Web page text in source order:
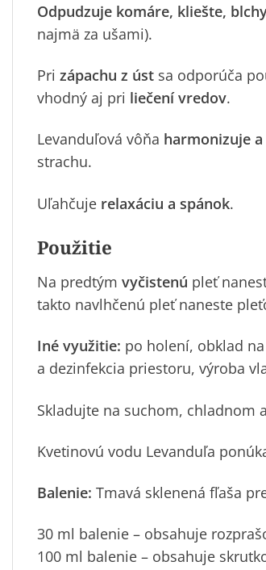
Odpudzuje komáre, kliešte,
najmä za ušami).
Pri zápachu z úst sa odporúča
vhodný aj pri liečení vredov.
Levanduľová vôňa harmonizuje
strachu.
Uľahčuje relaxáciu a spánok.
Použitie
Na predtým vyčistenú pleť
takto navlhčenú pleť naneste
Iné využitie: po holení, obklad
a dezinfekcia priestoru, výroba
Skladujte na suchom, chladnom
Kvetinovú vodu Levanduľa
Balenie: Tmavá sklenená fľaša
30 ml balenie – obsahuje
100 ml balenie – obsahuje